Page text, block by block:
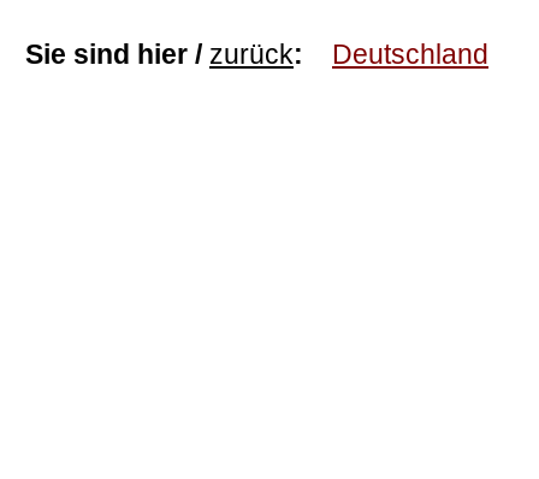
Sie sind hier / zurück: Deutschland